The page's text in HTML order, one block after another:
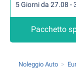
5 Giorni da 27.08 -
Pacchetto
Noleggio Auto